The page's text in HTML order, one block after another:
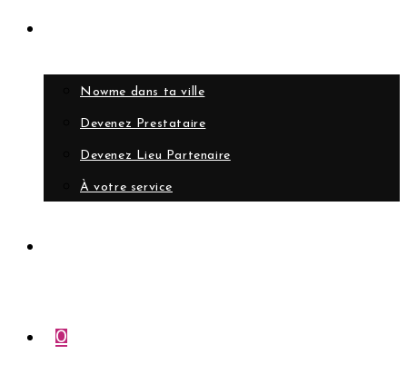
Nowme dans ta ville
Devenez Prestataire
Devenez Lieu Partenaire
À votre service
0